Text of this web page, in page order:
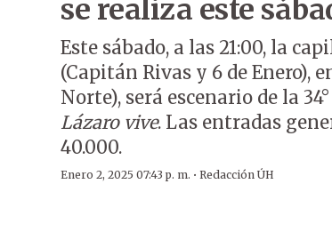
se realiza este
Este sábado, a las 21:00, la
(Capitán Rivas y 6 de Enero),
Norte), será escenario de la
Lázaro vive. Las entradas
40.000.
Enero 2, 2025 07:43 p. m. · Redacción ÚH